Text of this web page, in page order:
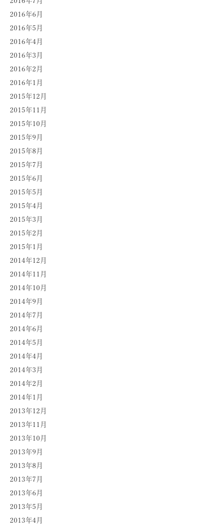
2016年6月
2016年5月
2016年4月
2016年3月
2016年2月
2016年1月
2015年12月
2015年11月
2015年10月
2015年9月
2015年8月
2015年7月
2015年6月
2015年5月
2015年4月
2015年3月
2015年2月
2015年1月
2014年12月
2014年11月
2014年10月
2014年9月
2014年7月
2014年6月
2014年5月
2014年4月
2014年3月
2014年2月
2014年1月
2013年12月
2013年11月
2013年10月
2013年9月
2013年8月
2013年7月
2013年6月
2013年5月
2013年4月